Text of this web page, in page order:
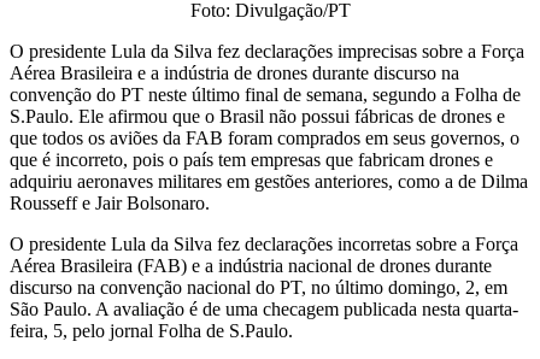
Foto: Divulgação/PT
O presidente Lula da Silva fez declarações imprecisas sobre a Força
Aérea Brasileira e a indústria de drones durante discurso na
convenção do PT neste último final de semana, segundo a Folha de
S.Paulo. Ele afirmou que o Brasil não possui fábricas de drones e
que todos os aviões da FAB foram comprados em seus governos, o
que é incorreto, pois o país tem empresas que fabricam drones e
adquiriu aeronaves militares em gestões anteriores, como a de Dilma
Rousseff e Jair Bolsonaro.
O presidente Lula da Silva fez declarações incorretas sobre a Força
Aérea Brasileira (FAB) e a indústria nacional de drones durante
discurso na convenção nacional do PT, no último domingo, 2, em
São Paulo. A avaliação é de uma checagem publicada nesta quarta-
feira, 5, pelo jornal Folha de S.Paulo.